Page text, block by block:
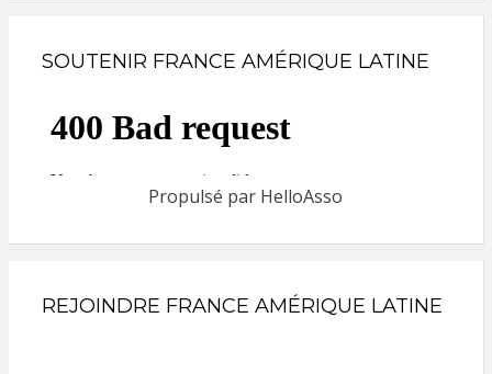
SOUTENIR FRANCE AMÉRIQUE LATINE
Propulsé par HelloAsso
REJOINDRE FRANCE AMÉRIQUE LATINE